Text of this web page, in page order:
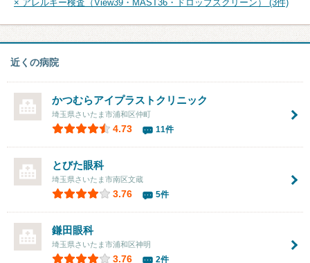
× アレルギー検査（View39・MAST36・ドロップスクリーン） (3件)
近くの病院
かつむらアイプラストクリニック
埼玉県さいたま市浦和区仲町
4.73 11件
とびた眼科
埼玉県さいたま市南区文蔵
3.76 5件
鎌田眼科
埼玉県さいたま市浦和区神明
3.76 2件